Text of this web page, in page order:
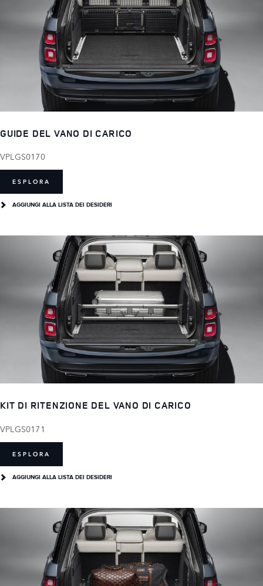
GUIDE DEL VANO DI CARICO
VPLGS0170
ESPLORA
AGGIUNGI ALLA LISTA DEI DESIDERI
KIT DI RITENZIONE DEL VANO DI CARICO
VPLGS0171
ESPLORA
AGGIUNGI ALLA LISTA DEI DESIDERI